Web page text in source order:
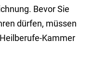
Bevor Sie
dürfen, müssen
Kammer